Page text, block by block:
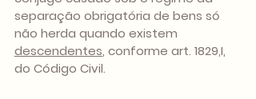
separação obrigatória de bens só
não herda quando existem
descendentes, conforme art. 1829,I,
do Código Civil.